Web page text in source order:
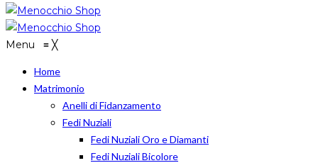
Menu ≡ ╳
Home
Matrimonio
Anelli di Fidanzamento
Fedi Nuziali
Fedi Nuziali Oro e Diamanti
Fedi Nuziali Bicolore